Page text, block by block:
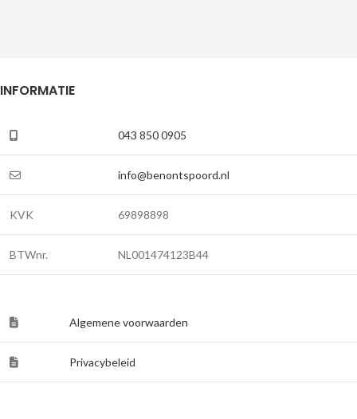
INFORMATIE
043 850 0905
info@benontspoord.nl
KVK 69898898
BTWnr. NL001474123B44
Algemene voorwaarden
Privacybeleid